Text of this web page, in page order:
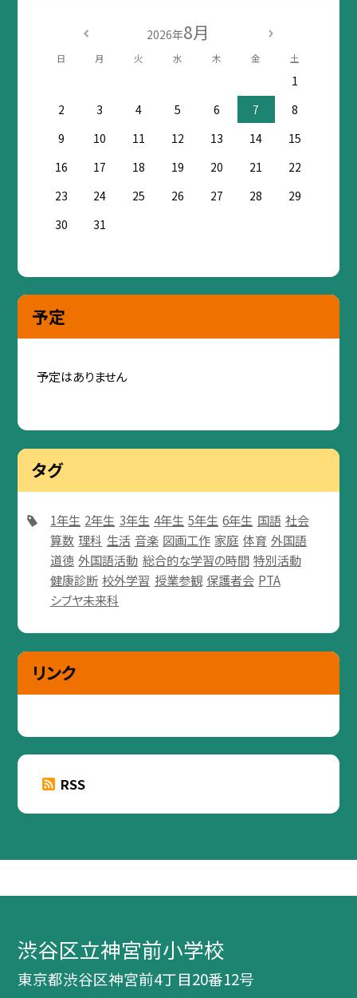
2026年8月
日 月 火 水 木 金 土
1
2
3 4 5 6 7
8
9
10 11 12 13 14
15
16
17 18 19 20 21
22
23
24 25 26 27 28
29
30
31
予定
予定はありません
タグ
1年生 2年生 3年生 4年生 5年生 6年生 国語 社会
算数 理科 生活 音楽 図画工作 家庭 体育 外国語
道徳 外国語活動 総合的な学習の時間 特別活動
健康診断 校外学習 授業参観 保護者会 PTA
シブヤ未来科
リンク
RSS
渋谷区立神宮前小学校
東京都渋谷区神宮前4丁目20番12号